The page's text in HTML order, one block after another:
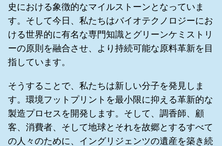
史における象徴的なマイルストーンとなっていま
す。そして今日、私たちはバイオテクノロジーにお
ける世界的に有名な専門知識とグリーンケミストリ
ーの原則を融合させ、より持続可能な原料革新を目
指しています。
そうすることで、私たちは新しい分子を発見しま
す。環境フットプリントを最小限に抑える革新的な
製造プロセスを開発します。そして、調香師、顧
客、消費者、そして地球とそれを故郷とするすべて
の人々のために、イングリジェンツの遺産を築き続